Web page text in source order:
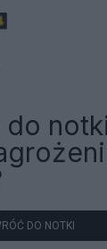
do
DO NOTKI